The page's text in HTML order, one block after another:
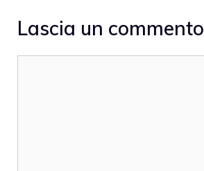
Lascia un commento